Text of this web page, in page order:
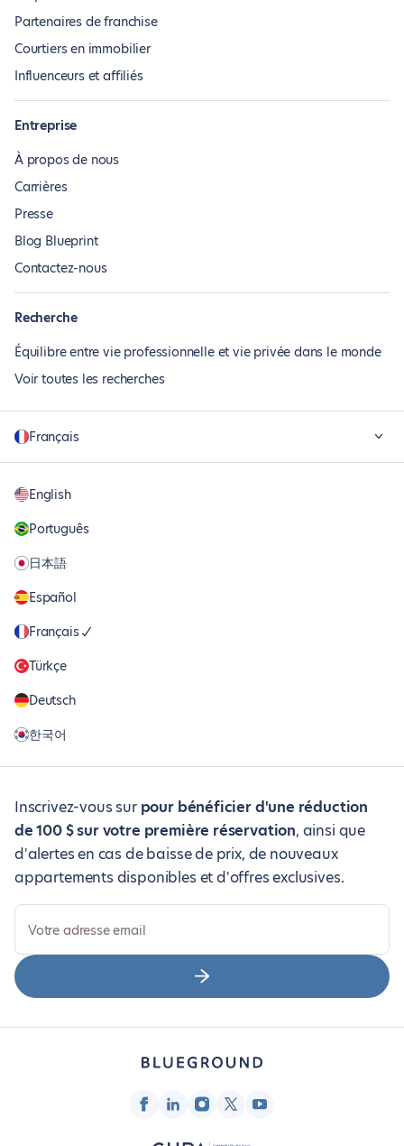
Partenaires de franchise
Courtiers en immobilier
Influenceurs et affiliés
Entreprise
À propos de nous
Carrières
Presse
Blog Blueprint
Contactez-nous
Recherche
Équilibre entre vie professionnelle et vie privée dans le monde
Voir toutes les recherches
Français
English
Português
日本語
Español
Français
Türkçe
Deutsch
한국어
Inscrivez-vous sur pour bénéficier d'une réduction
de 100 $ sur votre première réservation, ainsi que
d'alertes en cas de baisse de prix, de nouveaux
appartements disponibles et d'offres exclusives.
Votre adresse email